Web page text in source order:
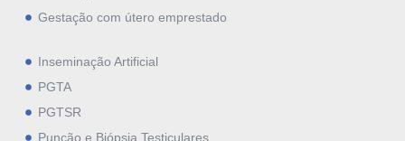
Gestação com útero emprestado
Inseminação Artificial
PGTA
PGTSR
Punção e Biópsia Testiculares